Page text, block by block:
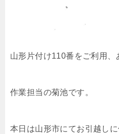
山形片付け110番をご利用、
作業担当の菊池です。
本日は山形市にてお引越し